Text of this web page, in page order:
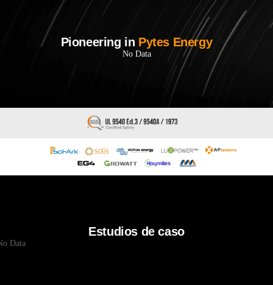
Pioneering in Pytes Energy
No Data
Estudios de caso
Data